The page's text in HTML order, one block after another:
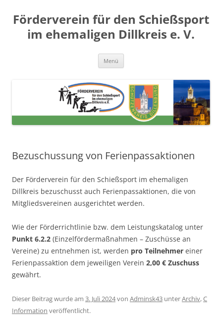
springen
Förderverein für den Schießsport
im ehemaligen Dillkreis e. V.
Menü
Bezuschussung von Ferienpassaktionen
Der Förderverein für den Schießsport im ehemaligen
Dillkreis bezuschusst auch Ferienpassaktionen, die von
Mitgliedsvereinen ausgerichtet werden.
Wie der Förderrichtlinie bzw. dem Leistungskatalog unter
Punkt 6.2.2 (Einzelfördermaßnahmen – Zuschüsse an
Vereine) zu entnehmen ist, werden pro Teilnehmer einer
Ferienpassaktion dem jeweiligen Verein 2,00 € Zuschuss
gewährt.
Dieser Beitrag wurde am 3. Juli 2024von Adminsk43 unterArchiv,C
Information veröffentlicht.